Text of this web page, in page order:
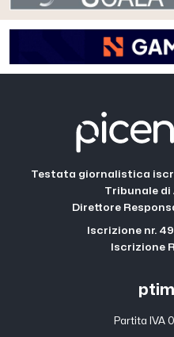
Testata giornalistica
Tribunale di
Direttore
Iscrizione nr.
Iscrizione
Partita IVA